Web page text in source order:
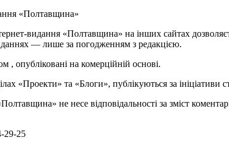
«Полтавщина»
видання «Полтавщина» на інших сайтах
— лише за погодженням з редакцією.
, опубліковані на комерційній основі.
«Проекти» та «Блоги», публікуються за ініціативи
не несе відповідальності за зміст
29-25